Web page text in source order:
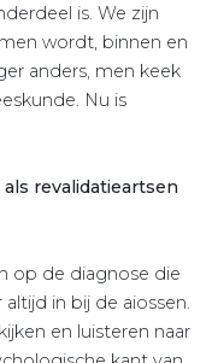
is. We zijn
wordt, binnen en
anders, men keek
Nu is
revalidatieartsen
op de diagnose die
in bij de aiossen.
en luisteren naar